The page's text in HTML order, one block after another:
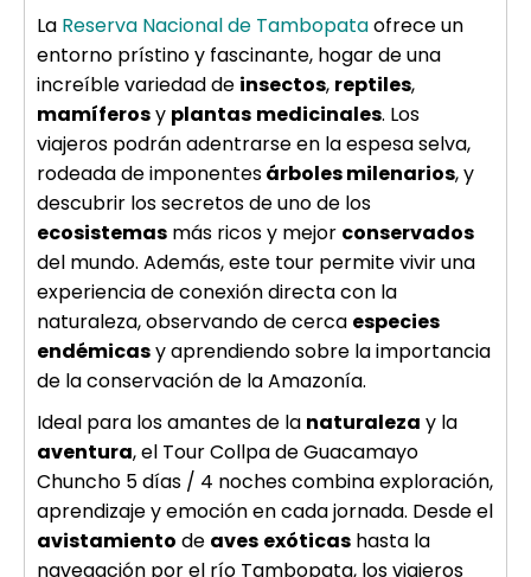
La Reserva Nacional de Tambopataofrece un
entorno prístino y fascinante, hogar de una
increíble variedad de insectos, reptiles,
mamíferosy plantas medicinales. Los
viajeros podrán adentrarse en la espesa selva,
rodeada de imponentesárboles milenarios, y
descubrir los secretos de uno de los
ecosistemas más ricos y mejor conservados
del mundo. Además, este tour permite vivir una
experiencia de conexión directa con la
naturaleza, observando de cerca especies
endémicasy aprendiendo sobre la importancia
de la conservación de la Amazonía.
Ideal para los amantes de la naturaleza y la
aventura, el Tour Collpa de Guacamayo
Chuncho 5 días / 4 noches combina exploración,
aprendizaje y emoción en cada jornada. Desde el
avistamiento de aves exóticas hasta la
navegación por el río Tambopata, los viajeros